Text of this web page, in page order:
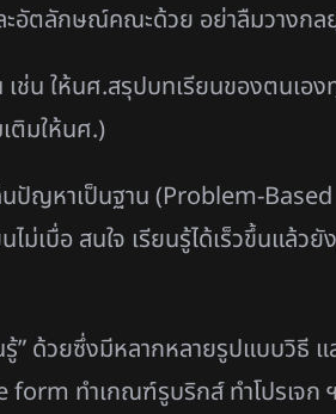
อัตลักษณ์คณะด้วย อย่าลืมวางก
ช่น ให้นศ.สรุปบทเรียนของตนเอ
ติมให้นศ.)
นปัญหาเป็นฐาน (Problem-
ม่เบื่อ สนใจ เรียนรู้ได้เร็วขึ้นแ
ด้วยซึ่งมีหลากหลายรูปแบบวิธี
ทำเกณฑ์รูบริกส์ ทำโปรเจ